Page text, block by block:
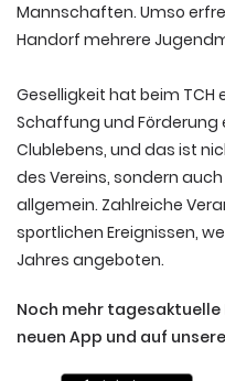
Mannschaften. Umso
Handorf mehrere
Geselligkeit hat beim TCH
Schaffung und Förderung
Clublebens, und das ist
des Vereins, sondern
allgemein. Zahlreiche
sportlichen Ereignissen,
Jahres angeboten.
Noch mehr
neuen App und auf